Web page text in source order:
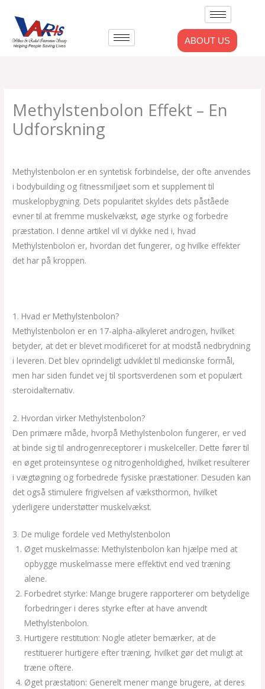
content
ABOUT US
Methylstenbolon Effekt – En
Udforskning
Methylstenbolon er en syntetisk forbindelse, der ofte anvendes
i bodybuilding og fitnessmiljøet som et supplement til
muskelopbygning. Dets popularitet skyldes dets påståede
evner til at fremme muskelvækst, øge styrke og forbedre
præstation. I denne artikel vil vi dykke ned i, hvad
Methylstenbolon er, hvordan det fungerer, og hvilke effekter
det har på kroppen.
1. Hvad er Methylstenbolon?
Methylstenbolon er en 17-alpha-alkyleret androgen, hvilket
betyder, at det er blevet modificeret for at modstå nedbrydning
i leveren. Det blev oprindeligt udviklet til medicinske formål,
men har siden fundet vej til sportsverdenen som et populært
steroidalternativ.
2. Hvordan virker Methylstenbolon?
Den primære måde, hvorpå Methylstenbolon fungerer, er ved
at binde sig til androgenreceptorer i muskelceller. Dette fører til
en øget proteinsyntese og nitrogenholdighed, hvilket resulterer
i vægtøgning og forbedrede fysiske præstationer. Desuden kan
det også stimulere frigivelsen af væksthormon, hvilket
yderligere understøtter muskelvækst.
3. De mulige fordele ved Methylstenbolon
Øget muskelmasse: Methylstenbolon kan hjælpe med at
opbygge muskelmasse mere effektivt end ved træning
alene.
Forbedret styrke: Mange brugere rapporterer om betydelige
forbedringer i deres styrke efter at have anvendt
Methylstenbolon.
Hurtigere restitution: Nogle atleter bemærker, at de
restituerer hurtigere efter træning, hvilket gør det muligt at
træne oftere.
Øget præstation: Generelt mener mange brugere, at deres